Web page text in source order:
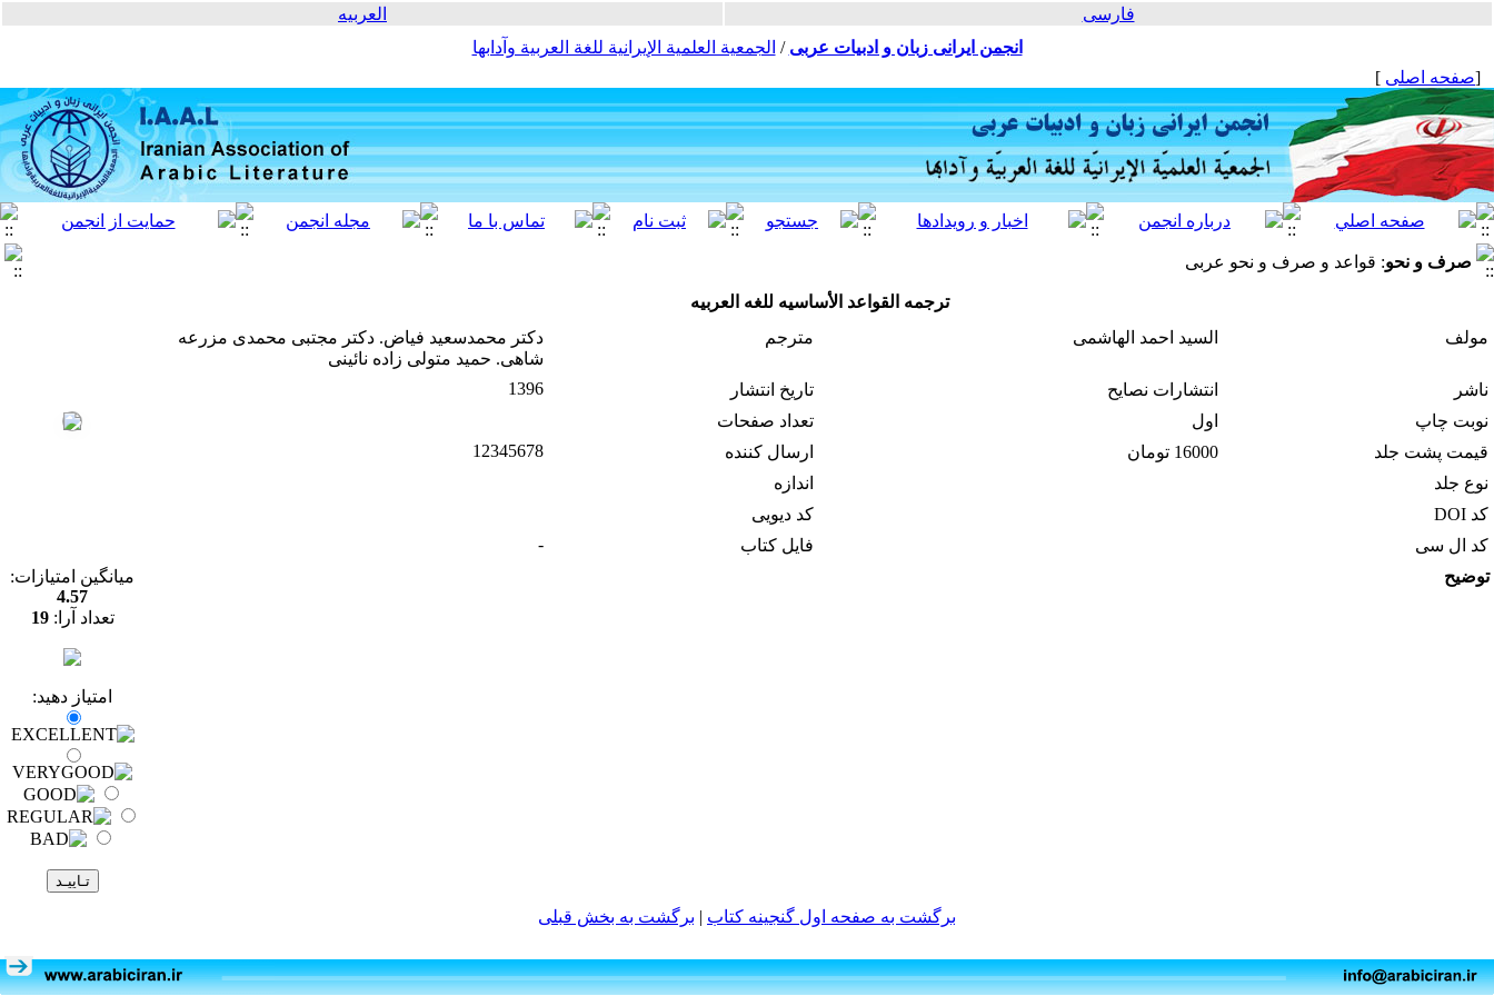
فارسی
العربیه
انجمن ایرانی زبان و ادبیات عربی / الجمعية العلمية الإيرانية للغة العربية وآدابها
[صفحه اصلی ]
صرف و نحو: قواعد و صرف و نحو عربی
ترجمه القواعد الأساسیه للغه العربیه
مولف
السید احمد الهاشمی مترجم
دکتر محمدسعید فیاض. دکتر مجتبی محمدی مزرعه
شاهی. حمید متولی زاده نائینی
ناشر
انتشارات نصایح تاریخ انتشار
1396
نوبت چاپ
اول
تعداد صفحات
قیمت پشت جلد
16000 تومان ارسال کننده
12345678
نوع جلد
اندازه
کد DOI
کد دیویی
کد ال سی
فایل کتاب
-
توضیح
میانگین امتیازات:
4.57
تعداد آرا:19
امتیاز دهید:
برگشت به صفحه اول گنجینه کتاب‌ | برگشت به بخش قبلى